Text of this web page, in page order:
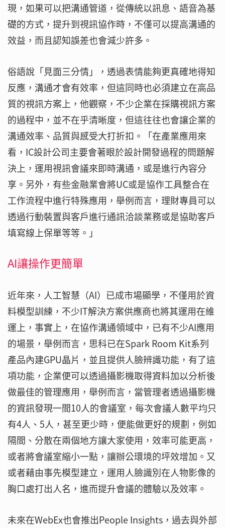
現，如果可以把溝通管道，從傳統以訊息、語音為基
礎的方式，提升到視訊協作時，不僅可以提高溝通的
效益，而且認知誤差也會減少許多。
俗語說「見面三分情」，透過表情能夠更真確地得知
反應，溝通才會有效率，但這同時也必須建立在高品
質的視訊方案上，他觀察，不少企業在採購視訊方案
的過程中，並不在乎清晰度，但這往往也會讓企業的
溝通效率、品質與感受大打折扣。「在產業應用來
看，IC設計公司主要會著眼於設計開發過程的問題解
決上，運用視訊會議來即時溝通，或是進行內容分
享。另外，有些金融業會將UC或是協作工具整合在
工作流程中進行特殊應用，舉例而言，理財專員可以
透過行動裝置與客戶進行通訊洽談業務或是協助客戶
填寫線上保單等等。」
AI讓操作更簡單
近年來，人工智慧（AI）已成市場顯學，不僅用於資
料模型訓練，不少IT解決方案供應商也將其運用在維
運上，事實上，在協作溝通領域中，已有不少AI應用
的場景，舉例而言，思科已在Spark Room Kit系列
產品內建GPU晶片，並且提供人臉辨識功能，有了這
項功能，企業便可以透過攝影機取得資料加以分析後
做最佳的管理應用，舉例而言，當管理者透過攝影機
的資訊發現一間10人的會議室，每次會議人數平均只
有4人、5人，甚至更少時，便能做更好的規劃，例如
隔間、分散在兩個地方讓大家使用，效率可能更高，
或者將會議室縮小一點，讓辦公環境的坪效增加。又
或者藉由事先模型建立，運用人臉識別在人物影像的
胸口處打出人名，進而提升會議的體驗以及效率。
未來在WebEx也會推出People Insights，過去與外部